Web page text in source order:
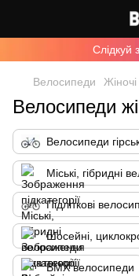
Cлідкуй
Велосипеди
Велосипеди
Велосипеди
Міські, гібридні
Підліткові
Шосейні,
BMX велосипеди